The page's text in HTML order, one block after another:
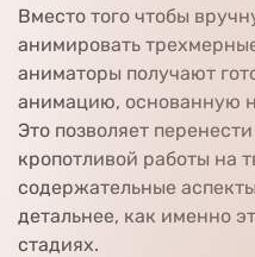
Вместо того чтобы
анимировать
аниматоры получают
анимацию, основанную
Это позволяет
кропотливой работы на
содержательные
детальнее, как именно
стадиях.